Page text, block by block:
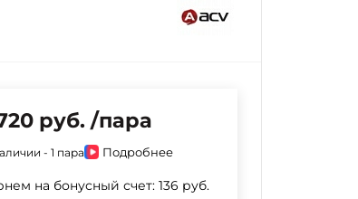
руб. /пара
- 1 пара Подробнее
на бонусный счет: 136 руб.